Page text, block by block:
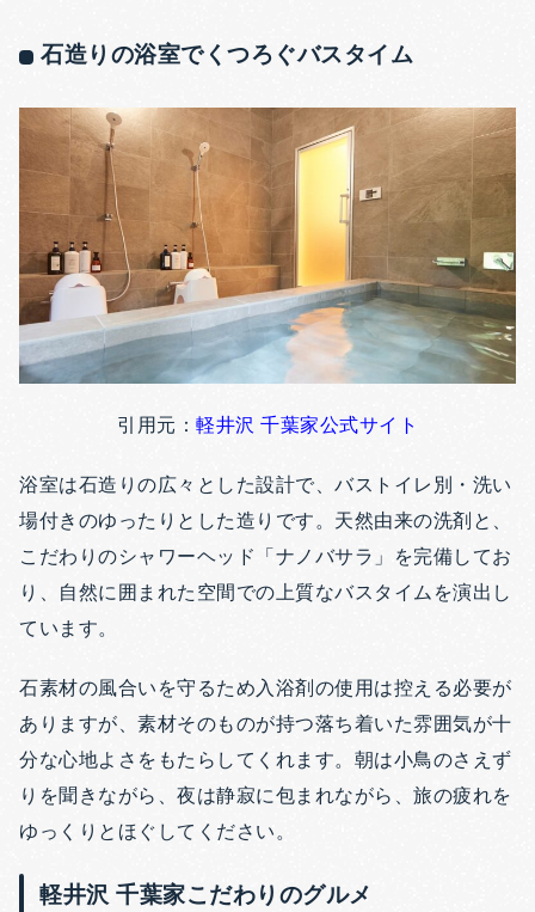
石造りの浴室でくつろぐバスタイム
引用元： 軽井沢 千葉家公式サイト
浴室は石造りの広々とした設計で、バストイレ別・洗い
場付きのゆったりとした造りです。天然由来の洗剤と、
こだわりのシャワーヘッド「ナノバサラ」を完備してお
り、自然に囲まれた空間での上質なバスタイムを演出し
ています。
石素材の風合いを守るため入浴剤の使用は控える必要が
ありますが、素材そのものが持つ落ち着いた雰囲気が十
分な心地よさをもたらしてくれます。朝は小鳥のさえず
りを聞きながら、夜は静寂に包まれながら、旅の疲れを
ゆっくりとほぐしてください。
軽井沢 千葉家こだわりのグルメ